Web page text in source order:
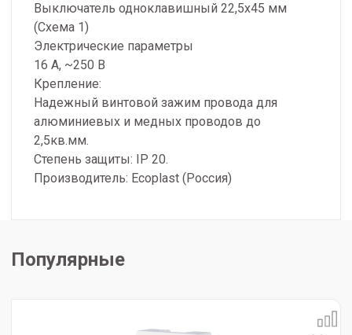
Выключатель одноклавишный 22,5х45 мм
(Схема 1)
Электрические параметры
16 А, ~250 В
Крепление:
Надежный винтовой зажим провода для
алюминиевых и медных проводов до
2,5кв.мм.
Степень защиты: IP 20.
Производитель: Ecoplast (Россия)
Популярные